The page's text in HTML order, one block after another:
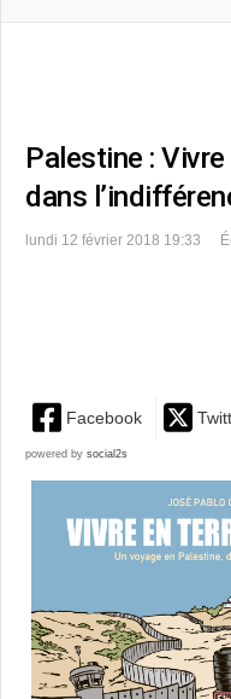
Palestine :
dans
lundi 12 février 2018 19:33
Facebook
powered by social2s